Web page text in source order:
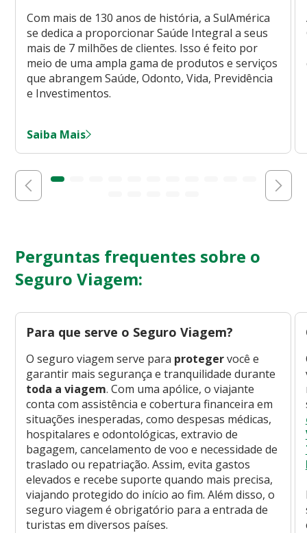
Com mais de 130 anos de história, a SulAmérica
se dedica a proporcionar Saúde Integral a seus
mais de 7 milhões de clientes. Isso é feito por
meio de uma ampla gama de produtos e serviços
que abrangem Saúde, Odonto, Vida, Previdência
e Investimentos.
Saiba Mais
Perguntas frequentes sobre o
Seguro Viagem:
Para que serve o Seguro Viagem?
O seguro viagem serve para protegervocê e
garantir mais segurança e tranquilidade durante
toda a viagem. Com uma apólice, o viajante
conta com assistência e cobertura financeira em
situações inesperadas, como despesas médicas,
hospitalares e odontológicas, extravio de
bagagem, cancelamento de voo e necessidade de
traslado ou repatriação. Assim, evita gastos
elevados e recebe suporte quando mais precisa,
viajando protegido do início ao fim. Além disso, o
seguro viagem é obrigatório para a entrada de
turistas em diversos países.